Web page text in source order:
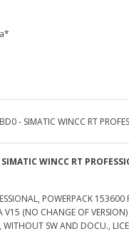
WINCC RT
POWERPACK 153600
(NO CHANGE OF
WITHOUT SW AND DOCU.,